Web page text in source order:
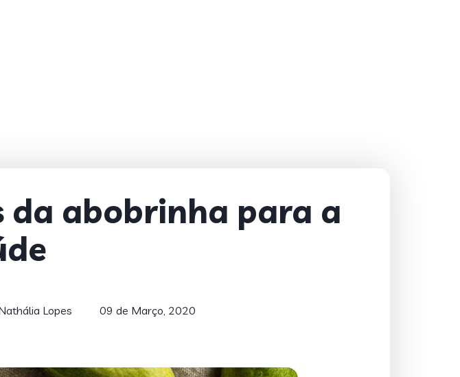
da abobrinha para a
Lopes 09 de Março, 2020